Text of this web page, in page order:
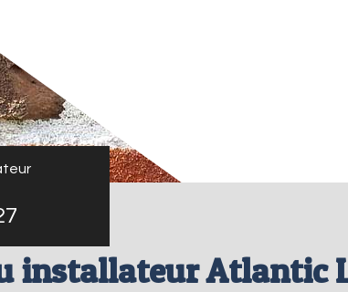
installateur Atlantic